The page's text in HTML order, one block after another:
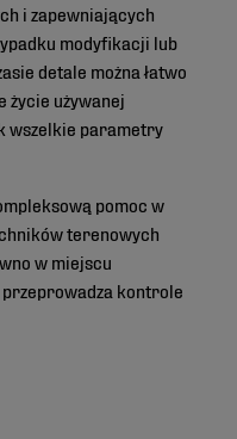
i zapewniających
modyfikacji lub
detale można łatwo
życie używanej
wszelkie parametry
pomoc w
terenowych
w miejscu
kontrole